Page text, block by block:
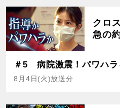
クロ
急の
＃5 病院激震！パワハ
8月4日(火)放送分